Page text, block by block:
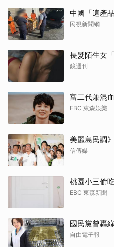
中國「這產
民視新聞網
長髮陌生女
鏡週刊
富二代兼混
EBC 東森娛樂
美麗島民調
信傳媒
桃園小三偷
EBC 東森新聞
國民黨曾轟
自由電子報